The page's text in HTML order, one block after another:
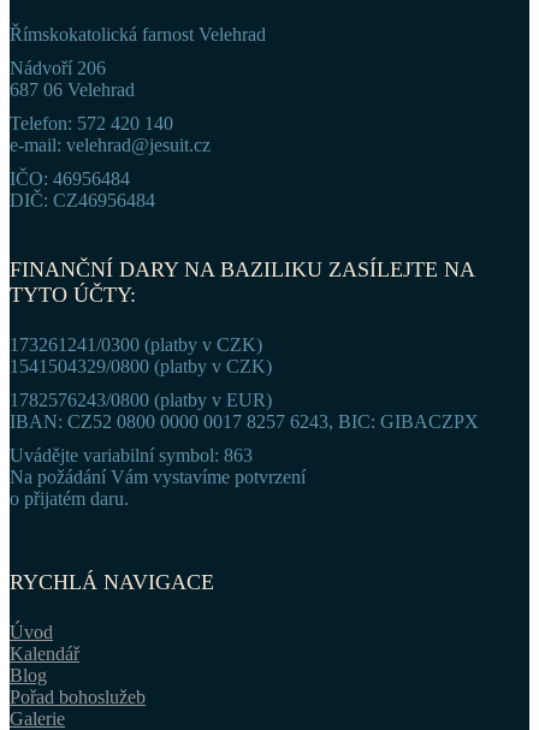
Římskokatolická farnost Velehrad
Nádvoří 206
687 06 Velehrad
Telefon: 572 420 140
e-mail: velehrad@jesuit.cz
IČO: 46956484
DIČ: CZ46956484
FINANČNÍ DARY NA BAZILIKU ZASÍLEJTE NA
TYTO ÚČTY:
173261241/0300 (platby v CZK)
1541504329/0800 (platby v CZK)
1782576243/0800 (platby v EUR)
IBAN: CZ52 0800 0000 0017 8257 6243, BIC: GIBACZPX
Uvádějte variabilní symbol: 863
Na požádání Vám vystavíme potvrzení
o přijatém daru.
RYCHLÁ NAVIGACE
Úvod
Kalendář
Blog
Pořad bohoslužeb
Galerie